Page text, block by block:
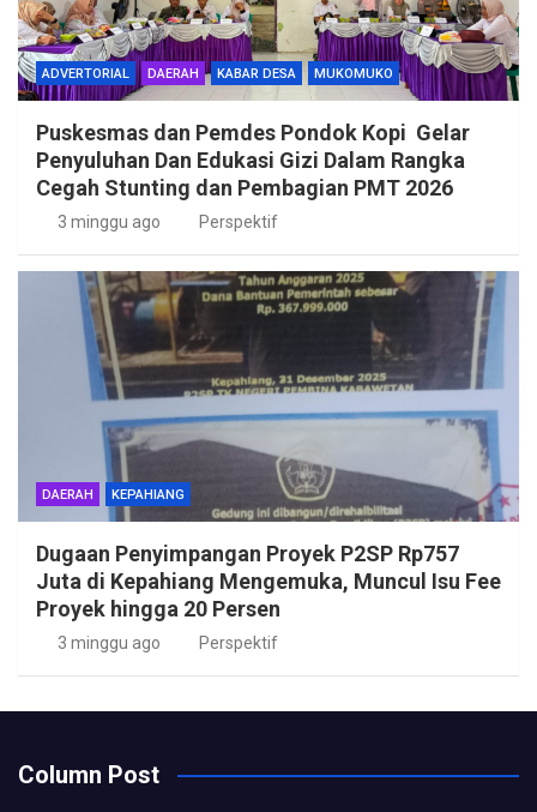
ADVERTORIAL DAERAH KABAR DESA MUKOMUKO
Puskesmas dan Pemdes Pondok Kopi Gelar
Penyuluhan Dan Edukasi Gizi Dalam Rangka
Cegah Stunting dan Pembagian PMT 2026
3 minggu ago Perspektif
DAERAH KEPAHIANG
Dugaan Penyimpangan Proyek P2SP Rp757
Juta di Kepahiang Mengemuka, Muncul Isu Fee
Proyek hingga 20 Persen
3 minggu ago Perspektif
Column Post